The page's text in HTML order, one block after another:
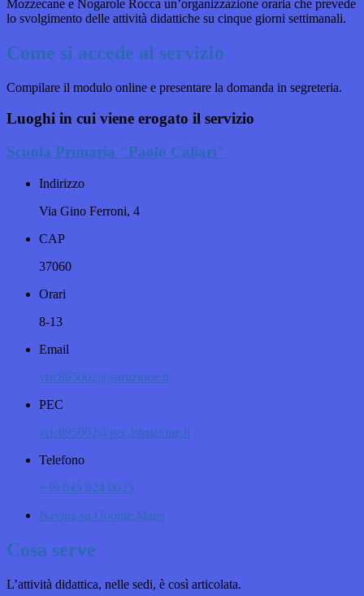
Mozzecane e Nogarole Rocca un’organizzazione oraria che prevede
lo svolgimento delle attività didattiche su cinque giorni settimanali.
Come si accede al servizio
Compilare il modulo online e presentare la domanda in segreteria.
Luoghi in cui viene erogato il servizio
Scuola Primaria "Paolo Caliari"
Indirizzo
Via Gino Ferroni, 4
CAP
37060
Orari
8-13
Email
vric895002@istruzione.it
PEC
vric895002@pec.istruzione.it
Telefono
+39 045 824 0025
Naviga su Google Maps
Cosa serve
L’attività didattica, nelle sedi, è così articolata.